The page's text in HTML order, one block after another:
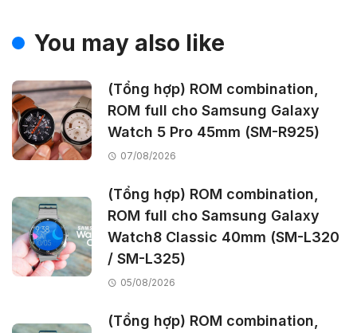
You may also like
(Tổng hợp) ROM combination,
ROM full cho Samsung Galaxy
Watch 5 Pro 45mm (SM-R925)
07/08/2026
(Tổng hợp) ROM combination,
ROM full cho Samsung Galaxy
Watch8 Classic 40mm (SM-L320
/ SM-L325)
05/08/2026
(Tổng hợp) ROM combination,